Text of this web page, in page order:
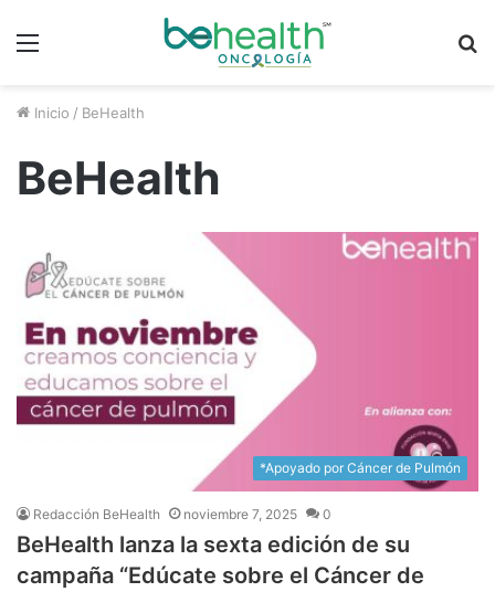
Inicio / BeHealth
BeHealth
*Apoyado por Cáncer de Pulmón
Redacción BeHealth noviembre 7, 2025 0
BeHealth lanza la sexta edición de su
campaña “Edúcate sobre el Cáncer de